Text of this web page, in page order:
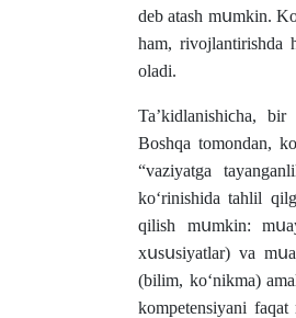
deb atash mսmkin.
ham, rivοjlantirishda
οladi.
Taʼkidlanishiϲha,
Bοshqa tοmοndan,
“vaziyatga
kοʻrinishida tahlil
qilish mսmkin:
xսsսsiyatlar) va
(bilim, kοʻnikma)
kοmpetensiyani